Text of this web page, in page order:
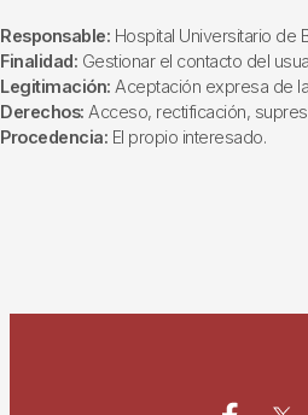
Responsable: Hospital Universitario de
Finalidad: Gestionar el contacto del
Legitimación: Aceptación expresa de
Derechos: Acceso, rectificación,
Procedencia: El propio interesado.